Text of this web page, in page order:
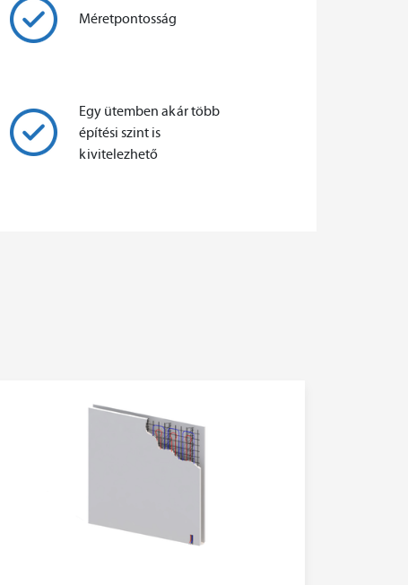
Méretpontosság
Egy ütemben akár több
építési szint is
kivitelezhető